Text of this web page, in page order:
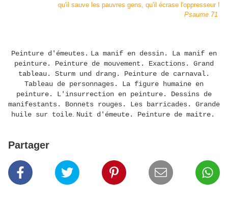
qu'il sauve les pauvres gens, qu'il écrase l'oppresseur !
Psaume 71
Peinture d'émeutes. La manif en dessin. La manif en
peinture. Peinture de mouvement. Exactions. Grand
tableau. Sturm und drang. Peinture de carnaval.
Tableau de personnages. La figure humaine en
peinture. L'insurrection en peinture. Dessins de
manifestants. Bonnets rouges. Les barricades. Grande
huile sur toile Nuit d'émeute. Peinture de maitre.
Partager